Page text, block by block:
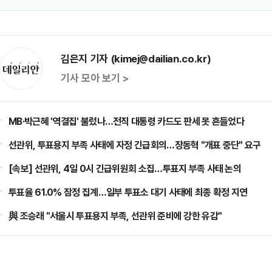
김은지 기자 (kimej@dailian.co.kr)
기사 모아 보기 >
MB·박근혜 '역결집' 불렀나…전직 대통령 카드도 판세 못 흔들었다
선관위, 투표용지 부족 사태에 자정 긴급회의…장동혁 "개표 중단" 요구
[속보] 선관위, 4일 0시 긴급위원회 소집…투표지 부족 사태 논의
투표율 61.0% 잠정 집계…일부 투표소 대기 사태에 최종 확정 지연
與 조승래 "서울시 투표용지 부족, 선관위 준비에 강한 유감"